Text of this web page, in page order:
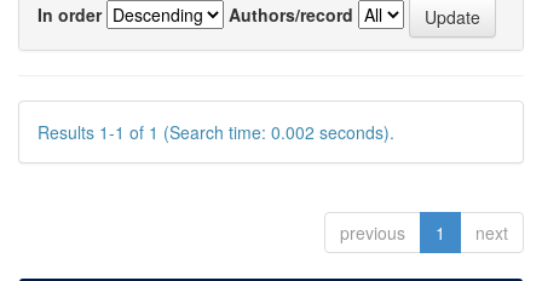
In order
Authors/record
Results 1-1 of 1 (Search time: 0.002 seconds).
previous 1 next